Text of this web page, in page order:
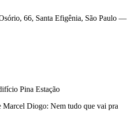
66, Santa Efigênia, São Paulo —
Pina Estação
Marcel Diogo: Nem tudo que vai pra